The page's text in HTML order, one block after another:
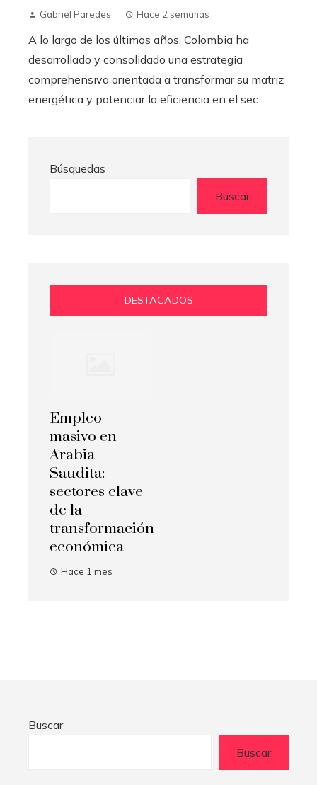
Gabriel Paredes Hace 2 semanas
A lo largo de los últimos años, Colombia ha
desarrollado y consolidado una estrategia
comprehensiva orientada a transformar su matriz
energética y potenciar la eficiencia en el sec...
Búsquedas
Buscar
DESTACADOS
Empleo
masivo en
Arabia
Saudita:
sectores clave
de la
transformación
económica
Hace 1 mes
Buscar
Buscar